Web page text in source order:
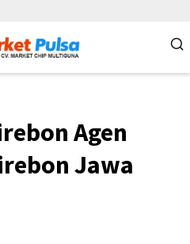
Agen
Jawa